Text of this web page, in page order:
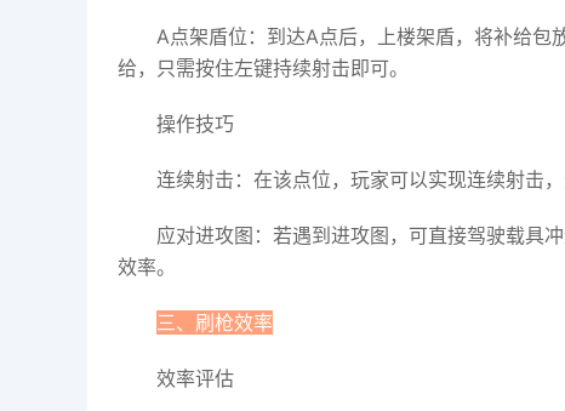
A点架盾位：到达A点后，上楼架盾，将补给包
给，只需按住左键持续射击即可。
操作技巧
连续射击：在该点位，玩家可以实现连续射击
应对进攻图：若遇到进攻图，可直接驾驶载具
效率。
三、刷枪效率
效率评估